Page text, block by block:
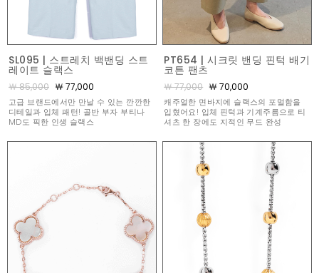
SL095 | 스트레치 백밴딩 스트
레이트 슬랙스
￦ 85,000 ￦ 77,000
고급 브랜드에서만 만날 수 있는 깐깐한
디테일과 입체 패턴! 골반 부자 부티나
MD도 픽한 인생 슬랙스
PT654 | 시크릿 밴딩 핀턱 배기
코튼 팬츠
￦ 77,000 ￦ 70,000
캐주얼한 면바지에 슬랙스의 포멀함을
입혔어요! 입체 핀턱과 기계주름으로 티
셔츠 한 장에도 지적인 무드 완성